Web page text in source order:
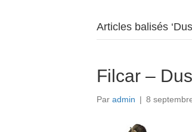
Articles balisés
Filcar –
Par admin | 8